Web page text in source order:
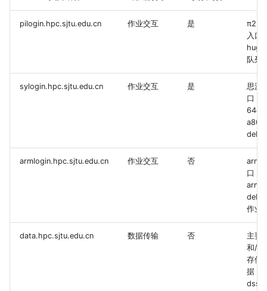
pilogin.hpc.sjtu.edu.cn 作业交互 是
π2.0
入口
队列
sylogin.hpc.sjtu.edu.cn 作业交互 是
思源
口，
a800
armlogin.hpc.sjtu.edu.cn 作业交互 否
arm
口，
作业
data.hpc.sjtu.edu.cn 数据传输 否
主要
和/
存储
据，
dssg